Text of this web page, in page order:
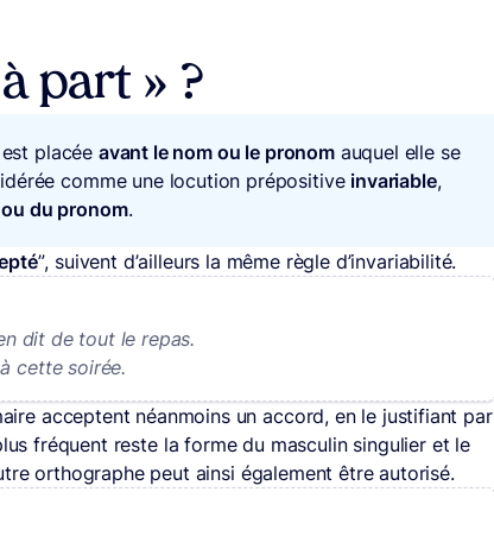
part » ?
est placée avant le nom ou le pronomauquel elle se
comme une locution prépositive invariable,
du pronom.
”, suivent d’ailleurs la même règle d’invariabilité.
dit de tout le repas.
cette soirée.
acceptent néanmoins un accord, en le justifiant par
fréquent reste la forme du masculin singulier et le
orthographe peut ainsi également être autorisé.